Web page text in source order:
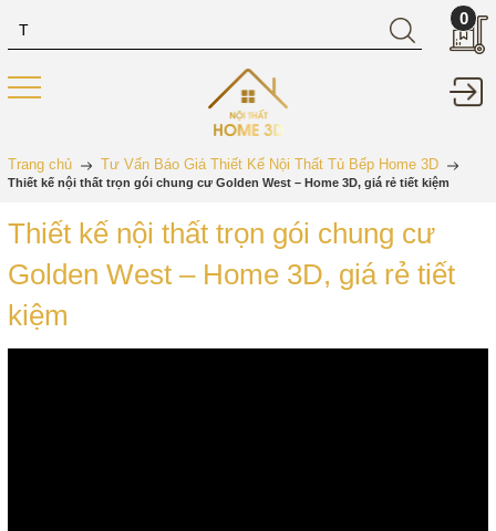
0
Trang chủ Tư Vấn Báo Giá Thiết Kế Nội Thất Tủ Bếp Home 3D
Thiết kế nội thất trọn gói chung cư Golden West – Home 3D, giá rẻ tiết kiệm
Thiết kế nội thất trọn gói chung cư
Golden West – Home 3D, giá rẻ tiết
kiệm